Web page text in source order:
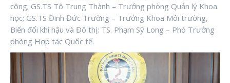
công; GS.TS Tô Trung Thành – Trưởng phòng Quản lý Khoa
học; GS.TS Đinh Đức Trường – Trưởng Khoa Môi trường,
Biến đổi khí hậu và Đô thị; TS. Phạm Sỹ Long – Phó Trưởng
phòng Hợp tác Quốc tế.